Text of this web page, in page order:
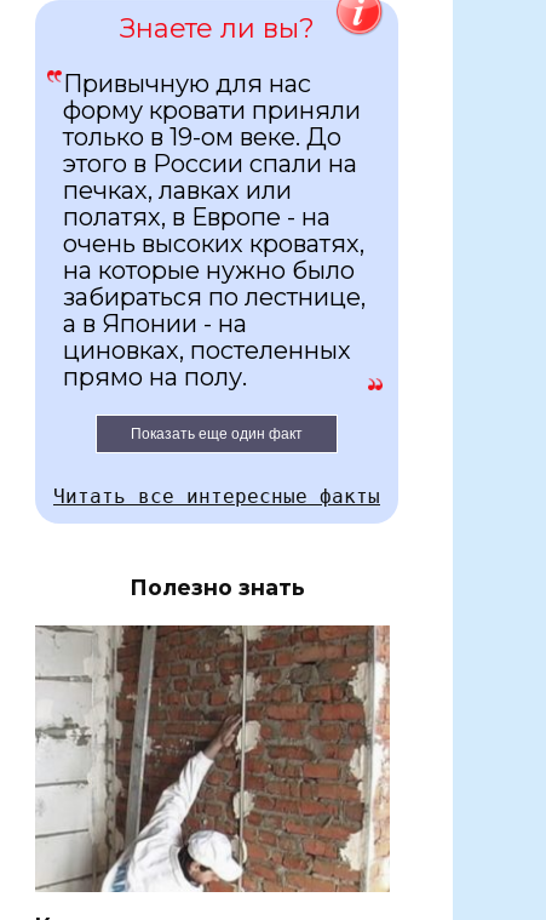
Знаете ли вы?
Привычную для нас
форму кровати приняли
только в 19-ом веке. До
этого в России спали на
печках, лавках или
полатях, в Европе - на
очень высоких кроватях,
на которые нужно было
забираться по лестнице,
а в Японии - на
циновках, постеленных
прямо на полу.
Показать еще один факт
Читать все интересные факты
Полезно знать